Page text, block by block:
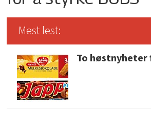
Mest lest:
To høstnyheter